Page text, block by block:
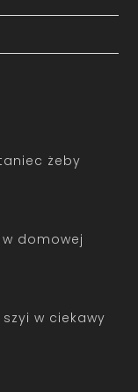
żeby
domowej
w ciekawy